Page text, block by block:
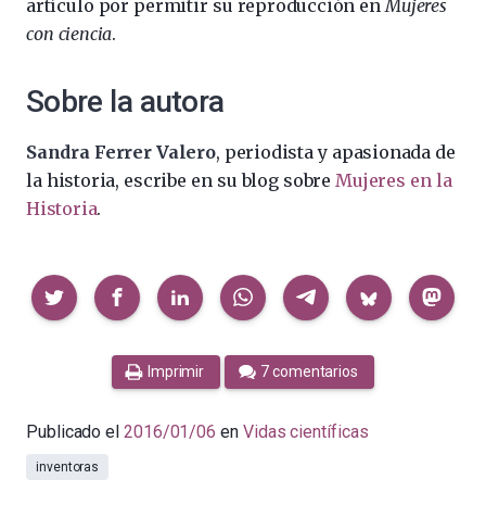
artículo por permitir su reproducción en Mujeres
con ciencia.
Sobre la autora
Sandra Ferrer Valero, periodista y apasionada de
la historia, escribe en su blog sobre Mujeres en la
Historia.
Compartir
Imprimir 7 comentarios
Publicado el 2016/01/06 en Vidas científicas
inventoras